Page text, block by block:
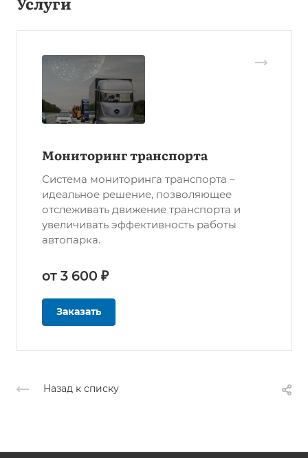
Мониторинг транспорта
Система мониторинга транспорта –
идеальное решение, позволяющее
отслеживать движение транспорта и
увеличивать эффективность работы
автопарка.
от 3 600 ₽
Заказать
Назад к списку